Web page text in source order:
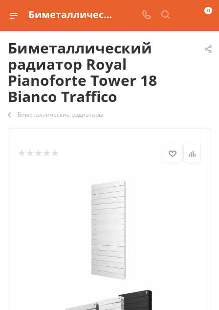
Биметаллический радиатор Royal Pianoforte Tower 18 Bianco Traffico купить 0
Биметаллический
радиатор Royal
Pianoforte Tower 18
Bianco Traffico
Биметаллические радиаторы